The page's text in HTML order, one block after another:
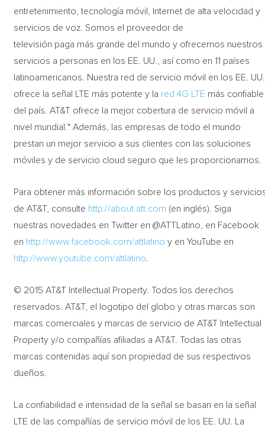
entretenimiento, tecnología móvil, Internet de alta velocidad y
servicios de voz. Somos el proveedor de
televisión paga más grande del mundo y ofrecemos nuestros
servicios a personas en los EE. UU., así como en 11 países
latinoamericanos. Nuestra red de servicio móvil en los EE. UU.
ofrece la señal LTE más potente y la red 4G LTE más confiable
del país. AT&T ofrece la mejor cobertura de servicio móvil a
nivel mundial.* Además, las empresas de todo el mundo
prestan un mejor servicio a sus clientes con las soluciones
móviles y de servicio cloud seguro que les proporcionamos.
Para obtener más información sobre los productos y
de AT&T, consulte http://about.att.com (en inglés). Siga
nuestras novedades en Twitter en @ATTLatino, en Facebook
en http://www.facebook.com/attlatino y en YouTube en
http://www.youtube.com/attlatino
© 2015 AT&T Intellectual Property. Todos los derechos
reservados. AT&T, el logotipo del globo y otras marcas son
marcas comerciales y marcas de servicio de AT&T Intellectual
Property y/o compañías afiliadas a AT&T. Todas las otras
marcas contenidas aquí son propiedad de sus respectivos
dueños.
La confiabilidad e intensidad de la señal se basan en la señal
LTE de las compañías de servicio móvil de los EE. UU. La